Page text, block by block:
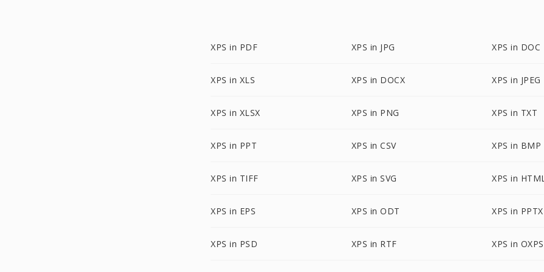
XPS in PDF XPS in JPG XPS in DOC
XPS in XLS XPS in DOCX XPS in JPEG
XPS in XLSX XPS in PNG XPS in TXT
XPS in PPT XPS in CSV XPS in BMP
XPS in TIFF XPS in SVG XPS in
XPS in EPS XPS in ODT XPS in PPTX
XPS in PSD XPS in RTF XPS in OXPS